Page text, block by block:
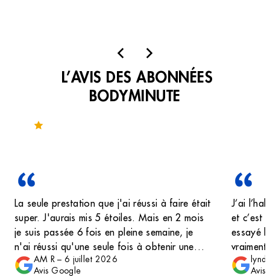
L’AVIS DES ABONNÉES
BODYMINUTE
La seule prestation que j'ai réussi à faire était
super. J'aurais mis 5 étoiles. Mais en 2 mois
je suis passée 6 fois en pleine semaine, je
n'ai réussi qu'une seule fois à obtenir une
place… après 1h30 d'attente. Je trouve que
AM R – 6 juillet 2026
Avis Google
J’ai
et c’est
essayé
sachant
Avis